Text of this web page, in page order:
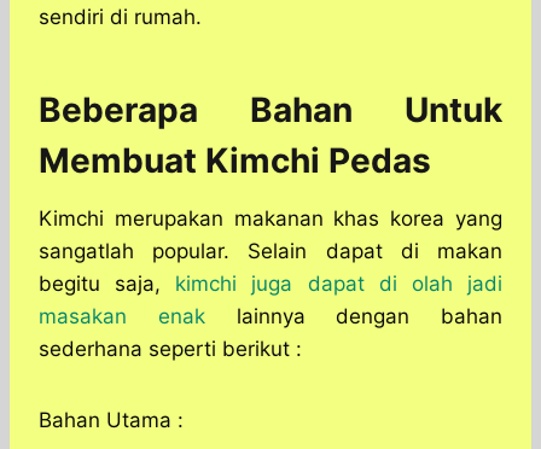
sendiri di rumah.
Beberapa Bahan Untuk
Membuat Kimchi Pedas
Kimchi merupakan makanan khas korea yang
sangatlah popular. Selain dapat di makan
begitu saja, kimchi juga dapat di olah jadi
masakan enaklainnya dengan bahan
sederhana seperti berikut :
Bahan Utama :